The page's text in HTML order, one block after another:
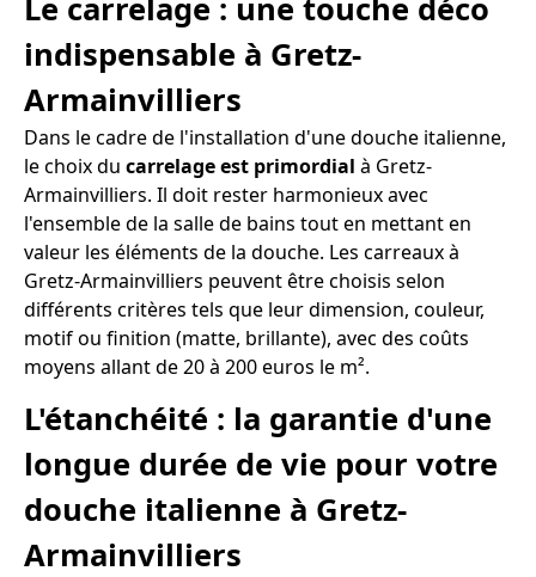
Le carrelage : une touche déco
indispensable à Gretz-
Armainvilliers
Dans le cadre de l'installation d'une douche italienne,
le choix du carrelage est primordial à Gretz-
Armainvilliers. Il doit rester harmonieux avec
l'ensemble de la salle de bains tout en mettant en
valeur les éléments de la douche. Les carreaux à
Gretz-Armainvilliers peuvent être choisis selon
différents critères tels que leur dimension, couleur,
motif ou finition (matte, brillante), avec des coûts
moyens allant de 20 à 200 euros le m².
L'étanchéité : la garantie d'une
longue durée de vie pour votre
douche italienne à Gretz-
Armainvilliers